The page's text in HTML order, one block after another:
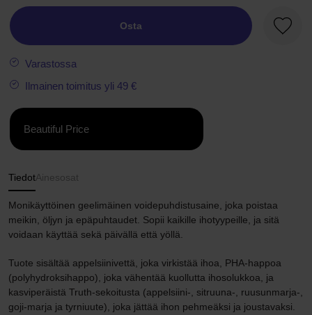
Osta
Varastossa
Ilmainen toimitus yli 49 €
Beautiful Price
TiedotAinesosat
Monikäyttöinen geelimäinen voidepuhdistusaine, joka poistaa
meikin, öljyn ja epäpuhtaudet. Sopii kaikille ihotyypeille, ja sitä
voidaan käyttää sekä päivällä että yöllä.
Tuote sisältää appelsiinivettä, joka virkistää ihoa, PHA-happoa
(polyhydroksihappo), joka vähentää kuollutta ihosolukkoa, ja
kasviperäistä Truth-sekoitusta (appelsiini-, sitruuna-, ruusunmarja-,
goji-marja ja tyrniuute), joka jättää ihon pehmeäksi ja joustavaksi.